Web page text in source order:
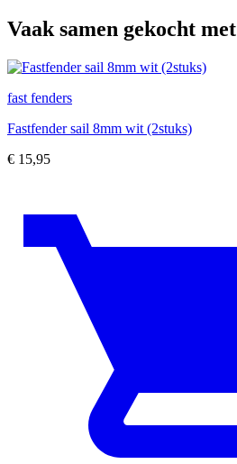
Vaak samen gekocht met
fast fenders
Fastfender sail 8mm wit (2stuks)
€ 15,95